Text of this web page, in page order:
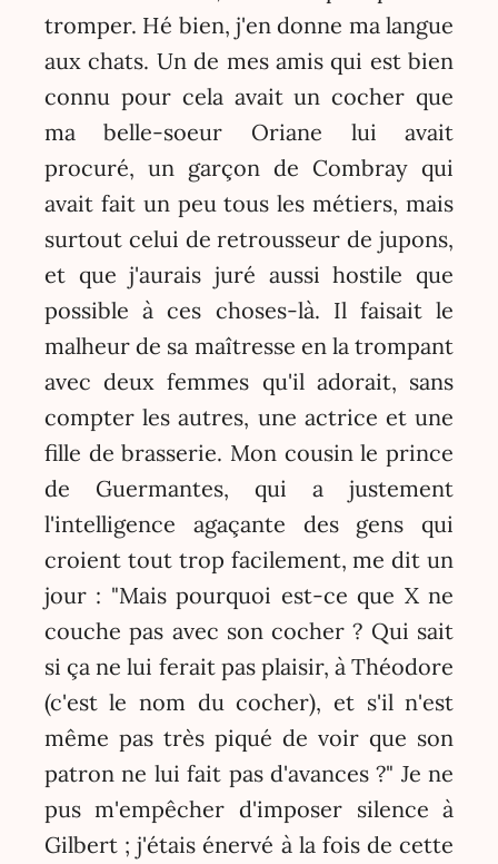
tromper. Hé bien, j'en donne ma langue
aux chats. Un de mes amis qui est bien
connu pour cela avait un cocher que
ma belle-soeur Oriane lui avait
procuré, un garçon de Combray qui
avait fait un peu tous les métiers, mais
surtout celui de retrousseur de jupons,
et que j'aurais juré aussi hostile que
possible à ces choses-là. Il faisait le
malheur de sa maîtresse en la trompant
avec deux femmes qu'il adorait, sans
compter les autres, une actrice et une
fille de brasserie. Mon cousin le prince
de Guermantes, qui a justement
l'intelligence agaçante des gens qui
croient tout trop facilement, me dit un
jour : "Mais pourquoi est-ce que X ne
couche pas avec son cocher ? Qui sait
si ça ne lui ferait pas plaisir, à Théodore
(c'est le nom du cocher), et s'il n'est
même pas très piqué de voir que son
patron ne lui fait pas d'avances ?" Je ne
pus m'empêcher d'imposer silence à
Gilbert ; j'étais énervé à la fois de cette